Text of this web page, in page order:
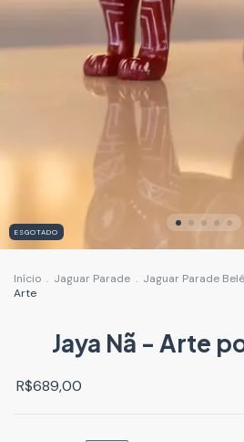
ESGOTADO
Início . Jaguar Parade . Jaguar Parade
Arte
Jaya Nã - Arte
R$689,00